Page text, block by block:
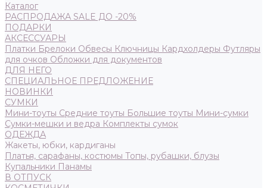
Каталог
РАСПРОДАЖА SALE ДО -20%
ПОДАРКИ
АКСЕССУАРЫ
Платки Брелоки Обвесы Ключницы Кардхолдеры Футляры
для очков Обложки для документов
ДЛЯ НЕГО
СПЕЦИАЛЬНОЕ ПРЕДЛОЖЕНИЕ
НОВИНКИ
СУМКИ
Мини-тоуты Средние тоуты Большие тоуты Мини-сумки
Сумки-мешки и ведра Комплекты сумок
ОДЕЖДА
Жакеты, юбки, кардиганы
Платья, сарафаны, костюмы Топы, рубашки, блузы
Купальники Панамы
В ОТПУСК